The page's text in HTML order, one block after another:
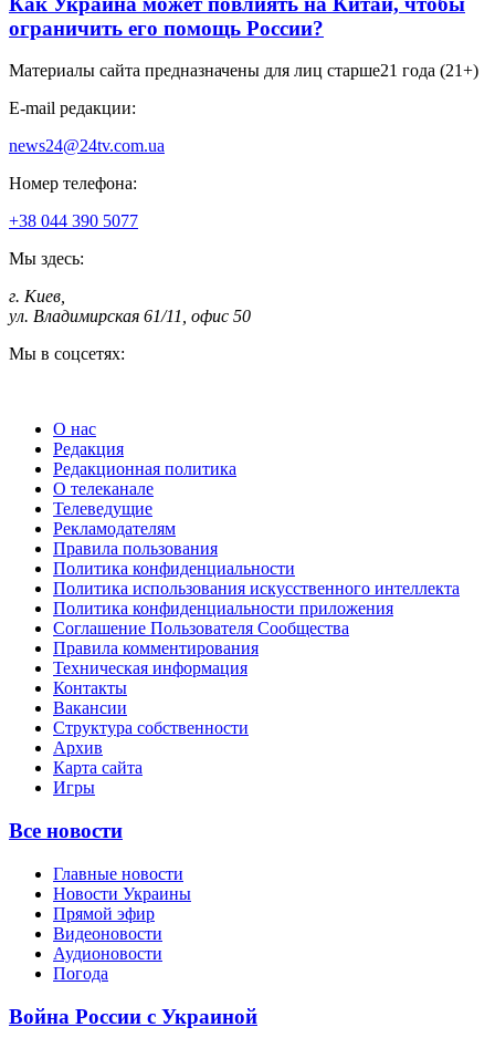
ограничить его помощь России?
Материалы сайта предназначены для лиц старше21 года (21+)
E-mail редакции:
news24@24tv.com.ua
Номер телефона:
+38 044 390 5077
Мы здесь:
г. Киев
ул. Владимирская 61/11, офис 50
Мы в соцсетях:
О нас
Редакция
Редакционная политика
О телеканале
Телеведущие
Рекламодателям
Правила пользования
Политика конфиденциальности
Политика использования искусственного интеллекта
Политика конфиденциальности приложения
Соглашение Пользователя Сообщества
Правила комментирования
Техническая информация
Контакты
Вакансии
Структура собственности
Архив
Карта сайта
Игры
Все новости
Главные новости
Новости Украины
Прямой эфир
Видеоновости
Аудионовости
Погода
Война России с Украиной